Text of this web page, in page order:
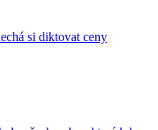
si diktovat ceny